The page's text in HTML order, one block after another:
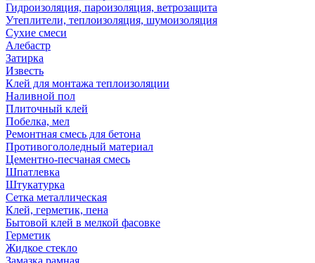
Гидроизоляция, пароизоляция, ветрозащита
Утеплители, теплоизоляция, шумоизоляция
Сухие смеси
Алебастр
Затирка
Известь
Клей для монтажа теплоизоляции
Наливной пол
Плиточный клей
Побелка, мел
Ремонтная смесь для бетона
Противогололедный материал
Цементно-песчаная смесь
Шпатлевка
Штукатурка
Сетка металлическая
Клей, герметик, пена
Бытовой клей в мелкой фасовке
Герметик
Жидкое стекло
Замазка рамная